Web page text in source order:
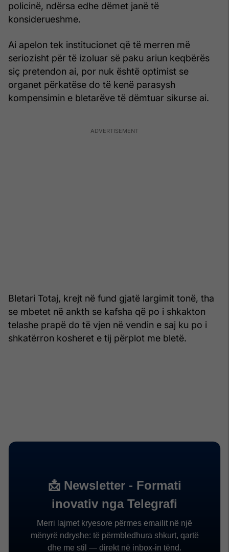
policinë, ndërsa edhe dëmet janë të
konsiderueshme.
Ai apelon tek institucionet që të merren më
seriozisht për të izoluar së paku ariun keqbërës
siç pretendon ai, por nuk është optimist se
organet përkatëse do të kenë parasysh
kompensimin e bletarëve të dëmtuar sikurse ai.
Bletari Totaj, krejt në fund gjatë largimit tonë, tha
se mbetet në ankth se kafsha që po i shkakton
telashe prapë do të vjen në vendin e saj ku po i
shkatërron kosheret e tij përplot me bletë.